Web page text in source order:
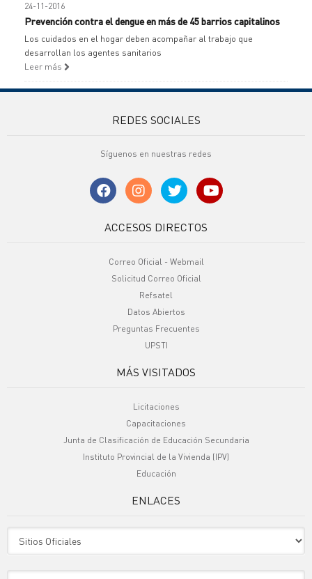
24-11-2016
Prevención contra el dengue en más de 45 barrios capitalinos
Los cuidados en el hogar deben acompañar al trabajo que
desarrollan los agentes sanitarios
Leer más
REDES SOCIALES
Síguenos en nuestras redes
ACCESOS DIRECTOS
Correo Oficial - Webmail
Solicitud Correo Oficial
Refsatel
Datos Abiertos
Preguntas Frecuentes
UPSTI
MÁS VISITADOS
Licitaciones
Capacitaciones
Junta de Clasificación de Educación Secundaria
Instituto Provincial de la Vivienda (IPV)
Educación
ENLACES